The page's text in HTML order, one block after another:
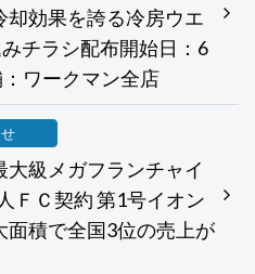
却効果を誇る冷房ウエ
チラシ配布開始日：6
ワークマン全店
大級メガフランチャイ
ＦＣ契約 第1号イオン
面積で全国3位の売上が